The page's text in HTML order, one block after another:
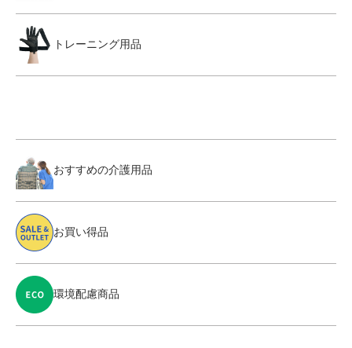
トレーニング用品
おすすめの介護用品
お買い得品
環境配慮商品